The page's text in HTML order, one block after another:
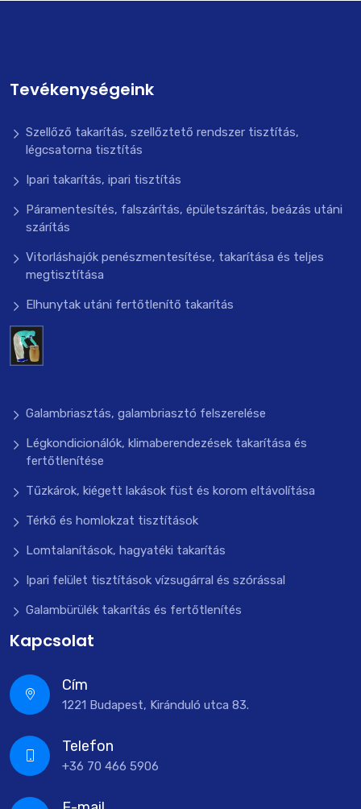
Tevékenységeink
Szellőző takarítás, szellőztető rendszer tisztítás,
légcsatorna tisztítás
Ipari takarítás, ipari tisztítás
Páramentesítés, falszárítás, épületszárítás, beázás utáni
szárítás
Vitorláshajók penészmentesítése, takarítása és teljes
megtisztítása
Elhunytak utáni fertőtlenítő takarítás
Galambriasztás, galambriasztó felszerelése
Légkondicionálók, klimaberendezések takarítása és
fertőtlenítése
Tűzkárok, kiégett lakások füst és korom eltávolítása
Térkő és homlokzat tisztítások
Lomtalanítások, hagyatéki takarítás
Ipari felület tisztítások vízsugárral és szórással
Galambürülék takarítás és fertőtlenítés
Kapcsolat
Cím
1221 Budapest, Kiránduló utca 83.
Telefon
+36 70 466 5906